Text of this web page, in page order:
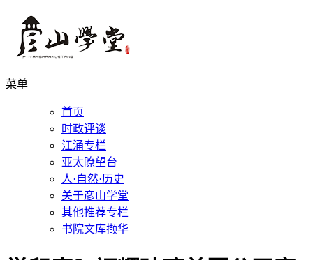
菜单
首页
时政评谈
江涌专栏
亚太瞭望台
人·自然·历史
关于彦山学堂
其他推荐专栏
书院文库撷华